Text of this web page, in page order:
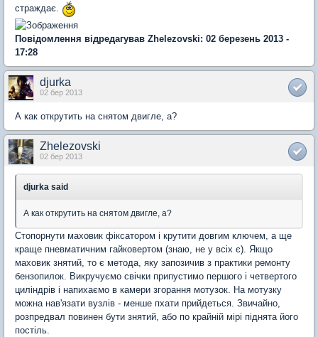
страждає.
Повідомлення відредагував Zhelezovski: 02 березень 2013 -
17:28
djurka
02 бер 2013
А как открутить на снятом двигле, а?
Zhelezovski
02 бер 2013
djurka said
А как открутить на снятом двигле, а?
Стопорнути маховик фіксатором і крутити довгим ключем, а ще
краще пневматичним гайковертом (знаю, не у всіх є). Якщо
маховик знятий, то є метода, яку запозичив з практики ремонту
бензопилок. Викручуємо свічки припустимо першого і четвертого
циліндрів і напихаємо в камери згорання мотузок. На мотузку
можна нав'язати вузлів - менше пхати прийдеться. Звичайно,
розпредвал повинен бути знятий, або по крайній мірі піднята його
постіль.